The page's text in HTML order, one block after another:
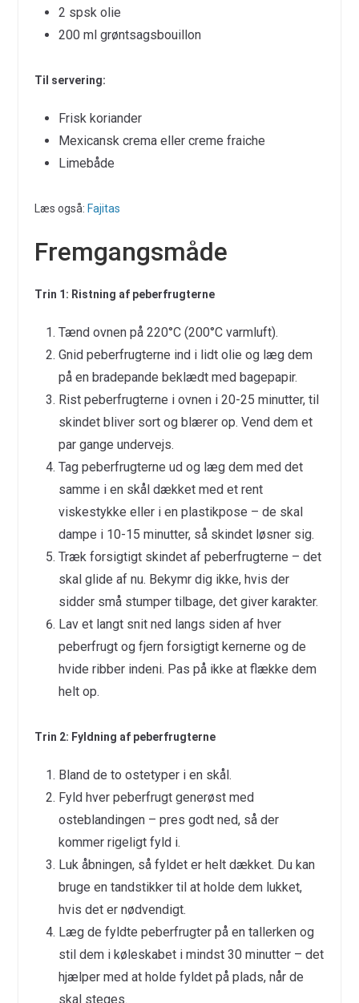
2 spsk olie
200 ml grøntsagsbouillon
Til servering:
Frisk koriander
Mexicansk crema eller creme fraiche
Limebåde
Læs også: Fajitas
Fremgangsmåde
Trin 1: Ristning af peberfrugterne
Tænd ovnen på 220°C (200°C varmluft).
Gnid peberfrugterne ind i lidt olie og læg dem
på en bradepande beklædt med bagepapir.
Rist peberfrugterne i ovnen i 20-25 minutter, til
skindet bliver sort og blærer op. Vend dem et
par gange undervejs.
Tag peberfrugterne ud og læg dem med det
samme i en skål dækket med et rent
viskestykke eller i en plastikpose – de skal
dampe i 10-15 minutter, så skindet løsner sig.
Træk forsigtigt skindet af peberfrugterne – det
skal glide af nu. Bekymr dig ikke, hvis der
sidder små stumper tilbage, det giver karakter.
Lav et langt snit ned langs siden af hver
peberfrugt og fjern forsigtigt kernerne og de
hvide ribber indeni. Pas på ikke at flække dem
helt op.
Trin 2: Fyldning af peberfrugterne
Bland de to ostetyper i en skål.
Fyld hver peberfrugt generøst med
osteblandingen – pres godt ned, så der
kommer rigeligt fyld i.
Luk åbningen, så fyldet er helt dækket. Du kan
bruge en tandstikker til at holde dem lukket,
hvis det er nødvendigt.
Læg de fyldte peberfrugter på en tallerken og
stil dem i køleskabet i mindst 30 minutter – det
hjælper med at holde fyldet på plads, når de
skal steges.